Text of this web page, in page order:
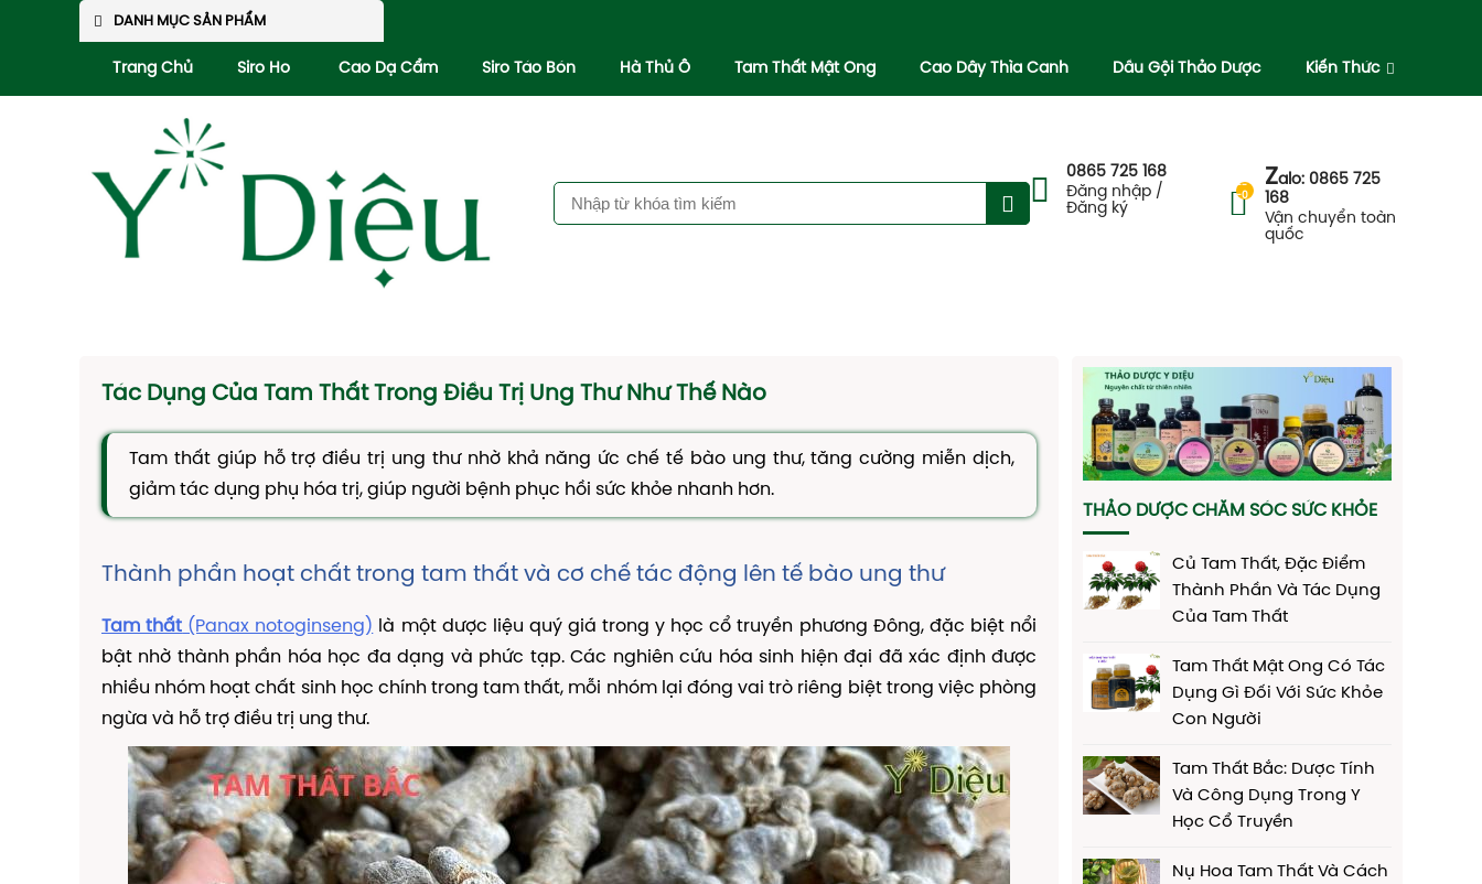
DANH MỤC SẢN PHẨM
Trang Chủ Siro Ho Cao Dạ Cẩm Siro Táo Bón Hà Thủ Ô Tam Thất Mật Ong Cao Dây Thìa Canh Dầu Gội Thảo Dược Kiến Thức
0865 725 168
Đăng nhập /
Đăng ký
--
-0
Zalo: 0865 725
168
Vận chuyển toàn
quốc
Tác Dụng Của Tam Thất Trong Điều Trị Ung Thư Như Thế Nào
Tam thất giúp hỗ trợ điều trị ung thư nhờ khả năng ức chế tế bào ung thư, tăng cường miễn dịch,
giảm tác dụng phụ hóa trị, giúp người bệnh phục hồi sức khỏe nhanh hơn.
Thành phần hoạt chất trong tam thất và cơ chế tác động lên tế bào ung thư
Tam thất (Panax notoginseng) là một dược liệu quý giá trong y học cổ truyền phương Đông, đặc biệt nổi
bật nhờ thành phần hóa học đa dạng và phức tạp. Các nghiên cứu hóa sinh hiện đại đã xác định được
nhiều nhóm hoạt chất sinh học chính trong tam thất, mỗi nhóm lại đóng vai trò riêng biệt trong việc phòng
ngừa và hỗ trợ điều trị ung thư.
THẢO DƯỢC CHĂM SÓC SỨC KHỎE
Củ Tam Thất, Đặc Điểm
Thành Phần Và Tác Dụng
Của Tam Thất
Tam Thất Mật Ong Có Tác
Dụng Gì Đối Với Sức Khỏe
Con Người
Tam Thất Bắc: Dược Tính
Và Công Dụng Trong Y
Học Cổ Truyền
Nụ Hoa Tam Thất Và Cách